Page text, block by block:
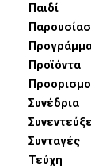
Παιδί
Προϊόντα
Συνέδρια
Συνταγές
Τεύχη